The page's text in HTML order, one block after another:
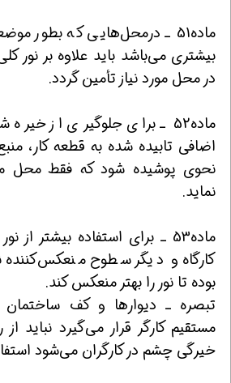
ماده51 ـ درمحل‌هایی که بطور
بیشتری می‌باشد باید علاوه بر نور
در محل مورد نیاز تأمین گردد.
ماده52 ـ برای جلوگیری از
اضافی تابیده شده به قطعه کار،
نحوی پوشیده شود که فقط محل
نماید.
ماده53 ـ برای استفاده بیشتر
کارگاه و دیگر سطوح
بوده تا نور را بهتر منعکس کند.
تبصره ـ دیوارها و کف ساختمان
مستقیم کارگر قرار می‌گیرد نباید
خیرگی چشم در کارگران می‌شود